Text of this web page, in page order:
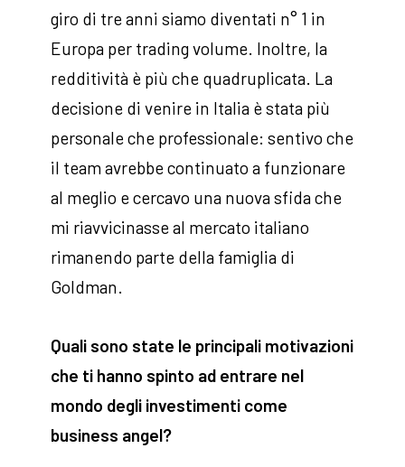
giro di tre anni siamo diventati n° 1 in
Europa per trading volume. Inoltre, la
redditività è più che quadruplicata. La
decisione di venire in Italia è stata più
personale che professionale: sentivo che
il team avrebbe continuato a funzionare
al meglio e cercavo una nuova sfida che
mi riavvicinasse al mercato italiano
rimanendo parte della famiglia di
Goldman.
Quali sono state le principali motivazioni
che ti hanno spinto ad entrare nel
mondo degli investimenti come
business angel?